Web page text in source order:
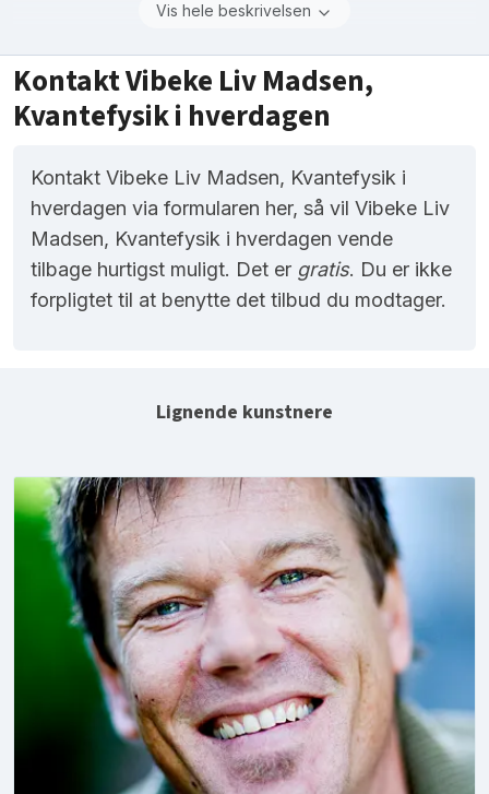
Vis hele beskrivelsen
Kontakt Vibeke Liv Madsen,
Kvantefysik i hverdagen
Kontakt Vibeke Liv Madsen, Kvantefysik i
hverdagen via formularen her, så vil Vibeke Liv
Madsen, Kvantefysik i hverdagen vende
tilbage hurtigst muligt. Det er gratis. Du er ikke
forpligtet til at benytte det tilbud du modtager.
Lignende kunstnere